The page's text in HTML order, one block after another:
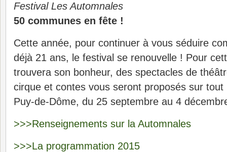
Festival Les Automnales
50 communes en fête !
Cette année, pour continuer à vous séduire
déjà 21 ans, le festival se renouvelle ! Pour
trouvera son bonheur, des spectacles de
cirque et contes vous seront proposés sur
Puy-de-Dôme, du 25 septembre au 4
>>>Renseignements sur la Automnales
>>>La programmation 2015